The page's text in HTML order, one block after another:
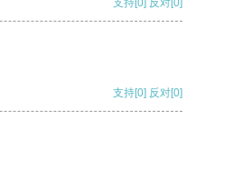
支持 [0] 反对 [0]
支持[0] 反对[0]